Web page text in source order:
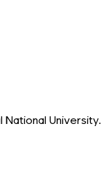
National University.